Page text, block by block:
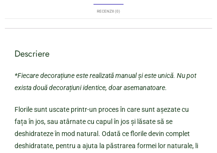
RECENZII (0)
Descriere
*Fiecare decorațiune este realizată manual și este unică. Nu pot
exista două decorațiuni identice, doar asemanatoare.
Florile sunt uscate printr-un proces în care sunt așezate cu
fața în jos, sau atârnate cu capul în jos și lăsate să se
deshidrateze în mod natural. Odată ce florile devin complet
deshidratate, pentru a ajuta la păstrarea formei lor naturale, li